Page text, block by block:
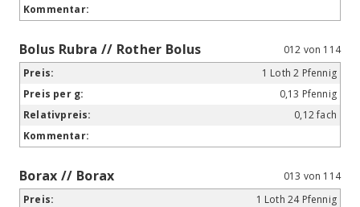
Bolus Rubra // Rother Bolus
012 von 114
1 Loth 2 Pfennig
0,13 Pfennig
0,12 fach
Borax // Borax
013 von 114
1 Loth 24 Pfennig